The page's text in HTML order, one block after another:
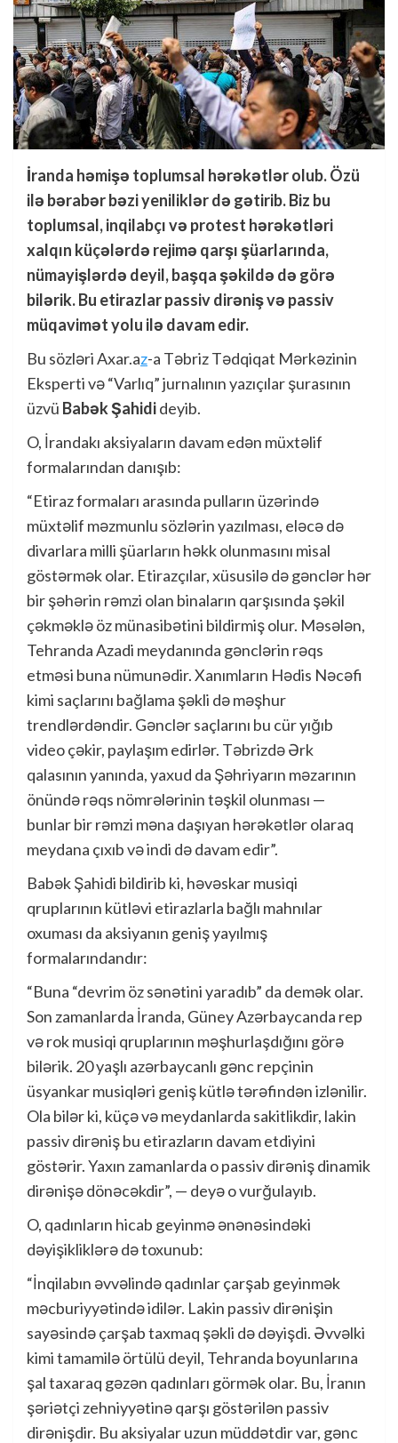
İranda həmişə toplumsal hərəkətlər olub. Özü
ilə bərabər bəzi yeniliklər də gətirib. Biz bu
toplumsal, inqilabçı və protest hərəkətləri
xalqın küçələrdə rejimə qarşı şüarlarında,
nümayişlərdə deyil, başqa şəkildə də görə
bilərik. Bu etirazlar passiv dirəniş və passiv
müqavimət yolu ilə davam edir.
Bu sözləri Axar.az-a Təbriz Tədqiqat Mərkəzinin
Eksperti və “Varlıq” jurnalının yazıçılar şurasının
üzvü Babək Şahidideyib.
O, İrandakı aksiyaların davam edən müxtəlif
formalarından danışıb:
“Etiraz formaları arasında pulların üzərində
müxtəlif məzmunlu sözlərin yazılması, eləcə də
divarlara milli şüarların həkk olunmasını misal
göstərmək olar. Etirazçılar, xüsusilə də gənclər hər
bir şəhərin rəmzi olan binaların qarşısında şəkil
çəkməklə öz münasibətini bildirmiş olur. Məsələn,
Tehranda Azadi meydanında gənclərin rəqs
etməsi buna nümunədir. Xanımların Hədis Nəcəfi
kimi saçlarını bağlama şəkli də məşhur
trendlərdəndir. Gənclər saçlarını bu cür yığıb
video çəkir, paylaşım edirlər. Təbrizdə Ərk
qalasının yanında, yaxud da Şəhriyarın məzarının
önündə rəqs nömrələrinin təşkil olunması —
bunlar bir rəmzi məna daşıyan hərəkətlər olaraq
meydana çıxıb və indi də davam edir”.
Babək Şahidi bildirib ki, həvəskar musiqi
qruplarının kütləvi etirazlarla bağlı mahnılar
oxuması da aksiyanın geniş yayılmış
formalarındandır:
“Buna “devrim öz sənətini yaradıb” da demək olar.
Son zamanlarda İranda, Güney Azərbaycanda rep
və rok musiqi qruplarının məşhurlaşdığını görə
bilərik. 20 yaşlı azərbaycanlı gənc repçinin
üsyankar musiqləri geniş kütlə tərəfindən izlənilir.
Ola bilər ki, küçə və meydanlarda sakitlikdir, lakin
passiv dirəniş bu etirazların davam etdiyini
göstərir. Yaxın zamanlarda o passiv dirəniş dinamik
dirənişə dönəcəkdir”, — deyə o vurğulayıb.
O, qadınların hicab geyinmə ənənəsindəki
dəyişikliklərə də toxunub:
“İnqilabın əvvəlində qadınlar çarşab geyinmək
məcburiyyətində idilər. Lakin passiv dirənişin
sayəsində çarşab taxmaq şəkli də dəyişdi. Əvvəlki
kimi tamamilə örtülü deyil, Tehranda boyunlarına
şal taxaraq gəzən qadınları görmək olar. Bu, İranın
şəriətçi zehniyyətinə qarşı göstərilən passiv
dirənişdir. Bu aksiyalar uzun müddətdir var, gənc